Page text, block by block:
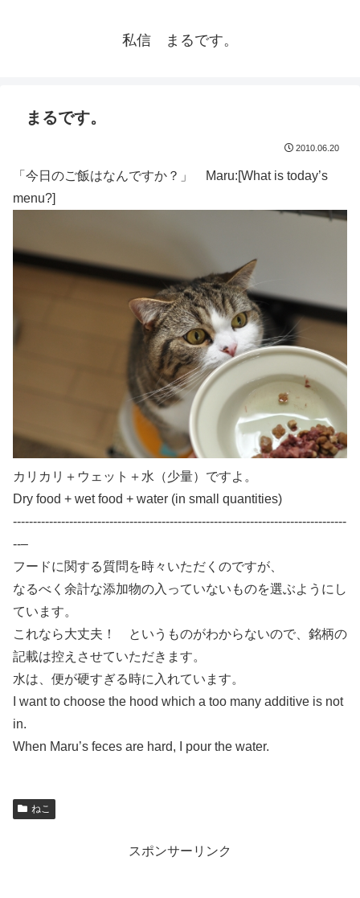
私信 まるです。
まるです。
2010.06.20
「今日のご飯はなんですか？」 Maru:[What is today’s
menu?]
カリカリ＋ウェット＋水（少量）ですよ。
Dry food + wet food + water (in small quantities)
-----------------------------------------------------------------------------------
--–
フードに関する質問を時々いただくのですが、
なるべく余計な添加物の入っていないものを選ぶようにし
ています。
これなら大丈夫！ というものがわからないので、銘柄の
記載は控えさせていただきます。
水は、便が硬すぎる時に入れています。
I want to choose the hood which a too many additive is not
in.
When Maru’s feces are hard, I pour the water.
ねこ
スポンサーリンク